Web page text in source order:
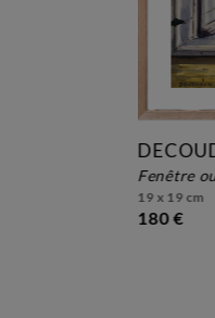
fenêtre
19 x 19 cm
180 €